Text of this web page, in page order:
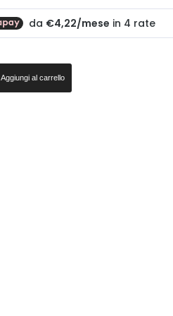
Aggiungi al carrello